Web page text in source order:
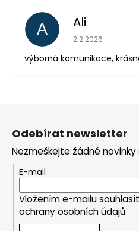
A Ali
Hodnocení
2.2.2026
výborná komunikace,
Z
Odebírat newsletter
Nezmeškejte žádné novinky
E-mail
Vložením e-mailu
ochrany osobních údajů